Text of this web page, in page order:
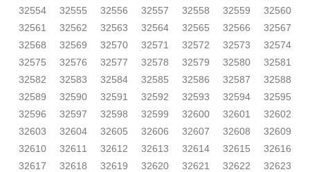
32554
32555 32556 32557 32558 32559
32560
32561
32562 32563 32564 32565 32566
32567
32568
32569 32570 32571 32572 32573
32574
32575
32576 32577 32578 32579 32580
32581
32582
32583 32584 32585 32586 32587
32588
32589
32590 32591 32592 32593 32594
32595
32596
32597 32598 32599 32600 32601
32602
32603
32604 32605 32606 32607 32608
32609
32610
32611 32612 32613 32614 32615
32616
32617
32618 32619 32620 32621 32622
32623